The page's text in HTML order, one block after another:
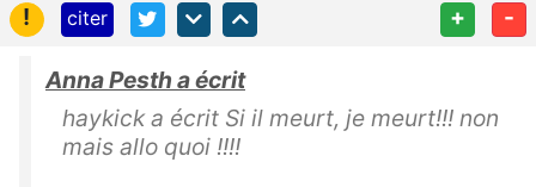
!
citer + -
Anna Pesth a écrit
haykick a écrit Si il meurt, je meurt!!! non
mais allo quoi !!!!